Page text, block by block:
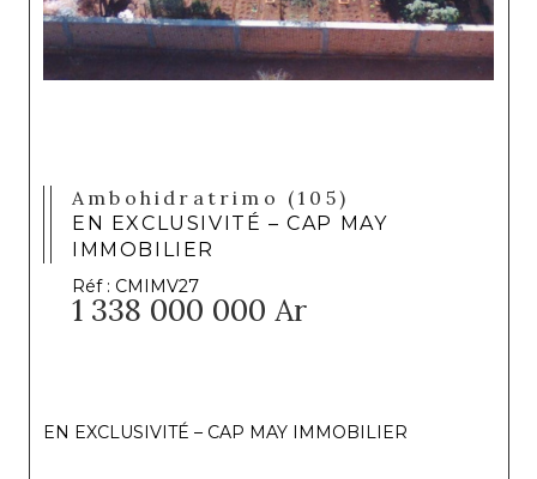
Ambohidratrimo (105)
EN EXCLUSIVITÉ – CAP MAY
IMMOBILIER
Réf : CMIMV27
1 338 000 000 Ar
EN EXCLUSIVITÉ – CAP MAY IMMOBILIER